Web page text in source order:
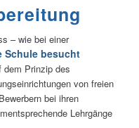
– wie bei einer
Schule besucht
dem Prinzip des
von freien
bei ihren
Lehrgänge